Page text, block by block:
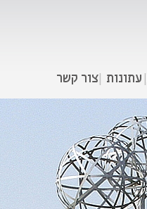
עתונות צור קשר